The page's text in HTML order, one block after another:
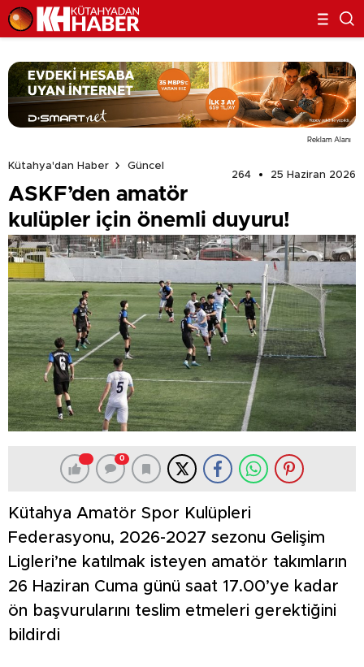
Reklam Alanı
Kütahya'dan Haber
Güncel
264
25 Haziran 2026
ASKF’den amatör
kulüpler için önemli duyuru!
0
Kütahya Amatör Spor Kulüpleri
Federasyonu, 2026-2027 sezonu Gelişim
Ligleri’ne katılmak isteyen amatör takımların
26 Haziran Cuma günü saat 17.00’ye kadar
ön başvurularını teslim etmeleri gerektiğini
bildirdi